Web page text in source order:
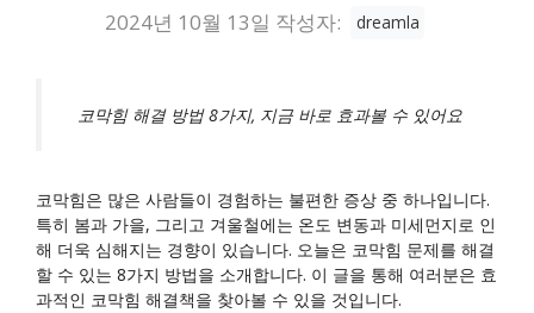
2024년 10월 13일 작성자: dreamla
코막힘 해결 방법 8가지, 지금 바로 효과볼 수 있어요
코막힘은 많은 사람들이 경험하는 불편한 증상 중 하나입니다.
특히 봄과 가을, 그리고 겨울철에는 온도 변동과 미세먼지로 인
해 더욱 심해지는 경향이 있습니다. 오늘은 코막힘 문제를 해결
할 수 있는 8가지 방법을 소개합니다. 이 글을 통해 여러분은 효
과적인 코막힘 해결책을 찾아볼 수 있을 것입니다.